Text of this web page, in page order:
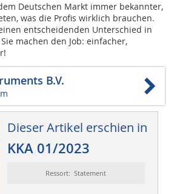
Deutschen Markt immer bekannter,
was die Profis wirklich brauchen.
entscheidenden Unterschied in
machen den Job: einfacher,
B.V.
Dieser Artikel erschien in
KKA 01/2023
Ressort: Statement